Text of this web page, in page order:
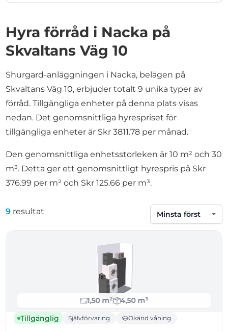
Hyra förråd i Nacka på
Skvaltans Väg 10
Shurgard-anläggningen i Nacka, belägen på
Skvaltans Väg 10, erbjuder totalt 9 unika typer av
förråd. Tillgängliga enheter på denna plats visas
nedan. Det genomsnittliga hyrespriset för
tillgängliga enheter är Skr 3811.78 per månad.
Den genomsnittliga enhetsstorleken är 10 m² och 30
m³. Detta ger ett genomsnittligt hyrespris på Skr
376.99 per m² och Skr 125.66 per m³.
9 resultat
Sortera efter
1,50 m²
4,50 m³
Tillgänglig
Självförvaring Okänd våning